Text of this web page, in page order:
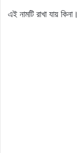
এই নামটি রাখা যায় কিনা।